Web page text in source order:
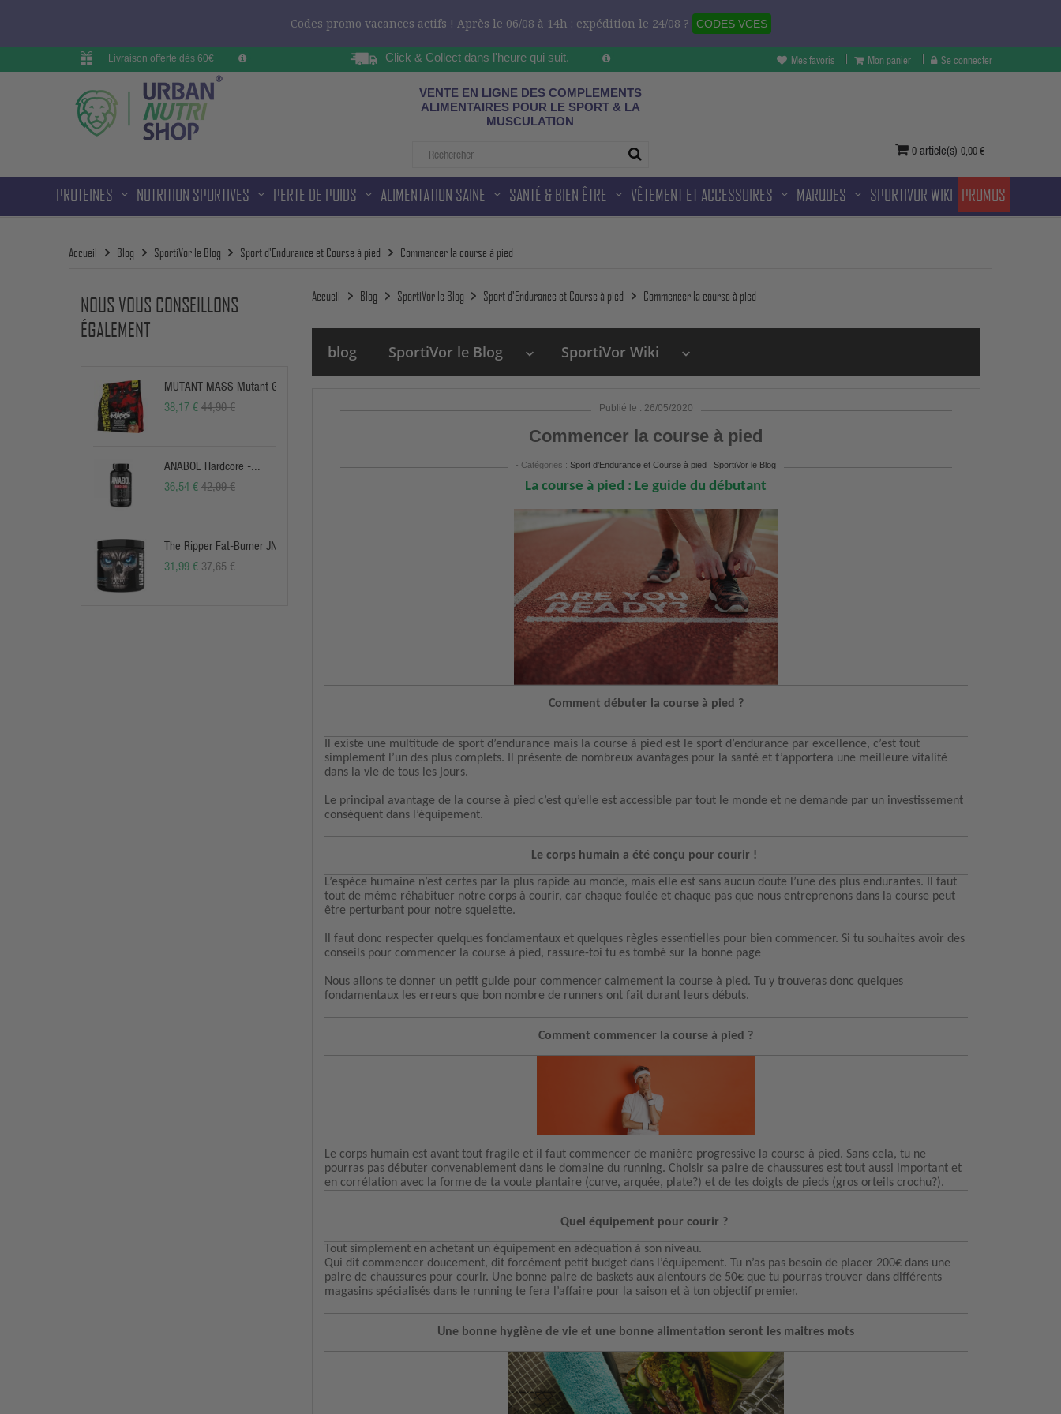
Codes promo vacances actifs ! Après le 06/08 à 14h : expédition le 24/08 ? CODES VCES
Livraison offerte dès 60€ Click & Collect dans l'heure qui suit.
Sur les horaires d'ouvertures à Melun et sans frais
additionnelle.
Mes favoris Mon panier Se connecter
VENTE EN LIGNE DES COMPLEMENTS
ALIMENTAIRES POUR LE SPORT & LA
MUSCULATION
0 article(s) 0,00 €
PROTEINES NUTRITION SPORTIVES PERTE DE POIDS ALIMENTATION SAINE SANTÉ & BIEN ÊTRE VÊTEMENT ET ACCESSOIRES MARQUES SPORTIVOR WIKI PROMOS
Accueil Blog SportiVor le Blog Sport d'Endurance et Course à pied Commencer la course à pied
NOUS VOUS CONSEILLONS
ÉGALEMENT
MUTANT MASS Mutant Gainer
38,17 € 44,90 €
ANABOL Hardcore -...
36,54 € 42,99 €
The Ripper Fat-Burner JNX
31,99 € 37,65 €
Accueil Blog SportiVor le Blog Sport d'Endurance et Course à pied Commencer la course à pied
blog SportiVor le Blog keyboard_arrow_down SportiVor Wiki keyboard_arrow_down
Publié le : 26/05/2020
Commencer la course à pied
- Catégories :Sport d'Endurance et Course à pied ,SportiVor le Blog
La course à pied : Le guide du débutant
Comment débuter la course à pied ?
Il existe une multitude de sport d’endurance mais la course à pied est le sport d’endurance par excellence, c’est tout
simplement l’un des plus complets. Il présente de nombreux avantages pour la santé et t’apportera une meilleure vitalité
dans la vie de tous les jours.
Le principal avantage de la course à pied c’est qu’elle est accessible par tout le monde et ne demande par un investissement
conséquent dans l’équipement.
Le corps humain a été conçu pour courir !
L’espèce humaine n’est certes par la plus rapide au monde, mais elle est sans aucun doute l’une des plus endurantes. Il faut
tout de même réhabituer notre corps à courir, car chaque foulée et chaque pas que nous entreprenons dans la course peut
être perturbant pour notre squelette.
Il faut donc respecter quelques fondamentaux et quelques règles essentielles pour bien commencer. Si tu souhaites avoir des
conseils pour commencer la course à pied, rassure-toi tu es tombé sur la bonne page
Nous allons te donner un petit guide pour commencer calmement la course à pied. Tu y trouveras donc quelques
fondamentaux les erreurs que bon nombre de runners ont fait durant leurs débuts.
Comment commencer la course à pied ?
Le corps humain est avant tout fragile et il faut commencer de manière progressive la course à pied. Sans cela, tu ne
pourras pas débuter convenablement dans le domaine du running. Choisir sa paire de chaussures est tout aussi important et
en corrélation avec la forme de ta voute plantaire (curve, arquée, plate?) et de tes doigts de pieds (gros orteils crochu?).
Quel équipement pour courir ?
Tout simplement en achetant un équipement en adéquation à son niveau.
Qui dit commencer doucement, dit forcément petit budget dans l’équipement. Tu n’as pas besoin de placer 200€ dans une
paire de chaussures pour courir. Une bonne paire de baskets aux alentours de 50€ que tu pourras trouver dans différents
magasins spécialisés dans le running te fera l’affaire pour la saison et à ton objectif premier.
Une bonne hygiène de vie et une bonne alimentation seront les maitres mots